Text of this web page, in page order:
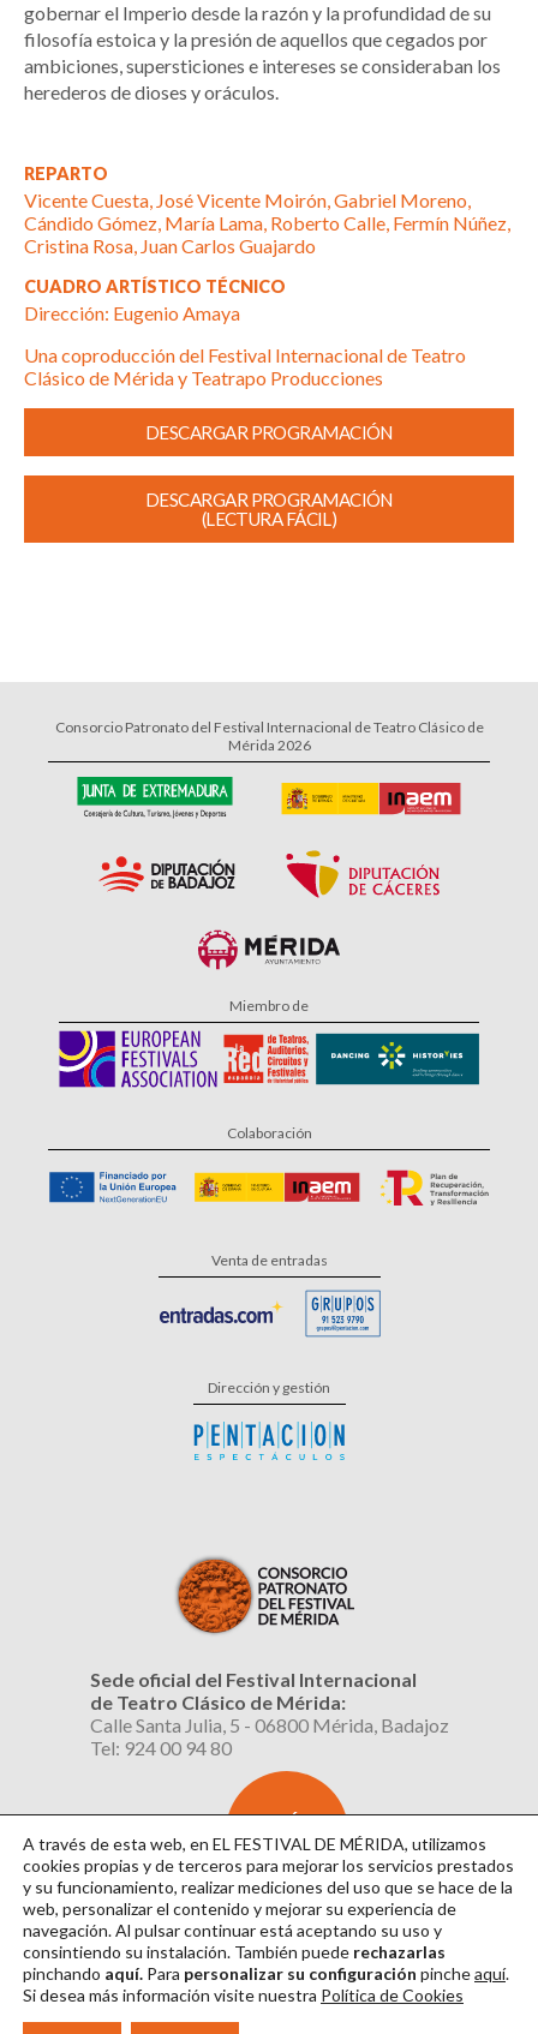
gobernar el Imperio desde la razón y la profundidad de su
filosofía estoica y la presión de aquellos que cegados por
ambiciones, supersticiones e intereses se consideraban los
herederos de dioses y oráculos.
REPARTO
Vicente Cuesta, José Vicente Moirón, Gabriel Moreno,
Cándido Gómez, María Lama, Roberto Calle, Fermín Núñez,
Cristina Rosa, Juan Carlos Guajardo
CUADRO ARTÍSTICO TÉCNICO
Dirección: Eugenio Amaya
Una coproducción del Festival Internacional de Teatro
Clásico de Mérida y Teatrapo Producciones
DESCARGAR PROGRAMACIÓN
DESCARGAR PROGRAMACIÓN
(LECTURA FÁCIL)
Consorcio Patronato del Festival Internacional de Teatro Clásico de
Mérida 2026
Miembro de
Colaboración
Venta de entradas
Dirección y gestión
Sede oficial del Festival Internacional
de Teatro Clásico de Mérida:
Calle Santa Julia, 5 - 06800 Mérida, Badajoz
Tel: 924 00 94 80
SUSCRÍBETE
AL BOLETÍN
Aviso Legal|Política de Privacidad
A través de esta web, en EL FESTIVAL DE MÉRIDA, utilizamos
cookies propias y de terceros para mejorar los servicios prestados
y su funcionamiento, realizar mediciones del uso que se hace de la
web, personalizar el contenido y mejorar su experiencia de
navegación. Al pulsar continuarestá aceptando su uso y
consintiendo su instalación. También puede rechazarlas
pinchando aquí. Para personalizar su configuración pincheaquí.
Si desea más información visite nuestra Política de Cookies